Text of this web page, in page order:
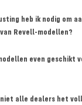
heb ik nodig om
Revell-modellen?
even geschikt
niet alle dealers het